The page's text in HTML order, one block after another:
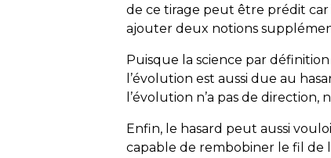
de ce tirage peut être prédit
ajouter deux notions
Puisque la science par
l’évolution est aussi due au
l’évolution n’a pas de direction,
Enfin, le hasard peut aussi
capable de rembobiner le fil de